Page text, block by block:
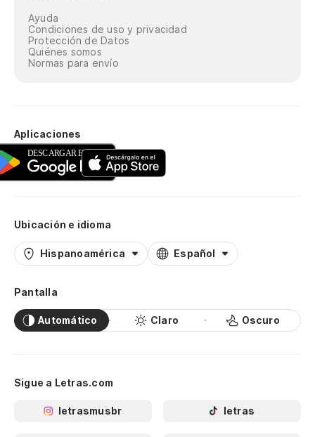
Ayuda
Condiciones de uso y privacidad
Protección de Datos
Quiénes somos
Normas para envío
Aplicaciones
Ubicación e idioma
Hispanoamérica Español
Pantalla
Automático Claro Oscuro
Sigue a Letras.com
letrasmusbr letras